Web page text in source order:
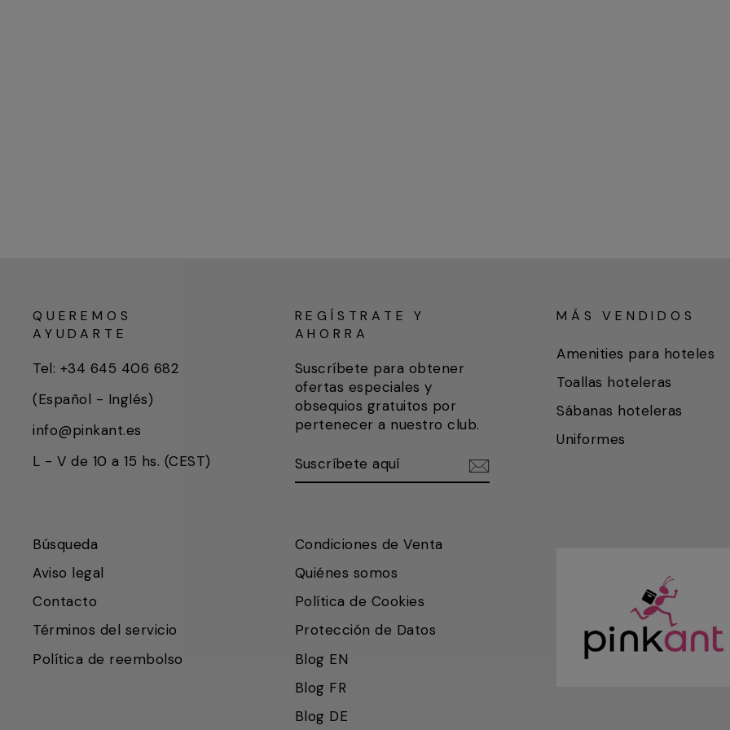
QUEREMOS
AYUDARTE
Tel: +34 645 406 682
(Español - Inglés)
info@pinkant.es
L - V de 10 a 15 hs. (CEST)
REGÍSTRATE Y
AHORRA
Suscríbete para obtener
ofertas especiales y
obsequios gratuitos por
pertenecer a nuestro club.
AQUÍ
MÁS VENDIDOS
Amenities para hoteles
Toallas hoteleras
Sábanas hoteleras
Uniformes
Búsqueda
Aviso legal
Contacto
Términos del servicio
Política de reembolso
Condiciones de Venta
Quiénes somos
Política de Cookies
Protección de Datos
Blog EN
Blog FR
Blog DE